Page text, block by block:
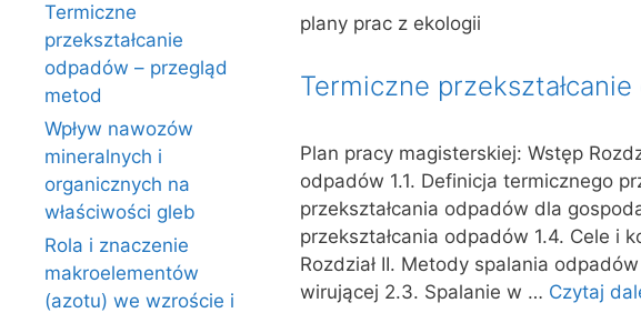
plany prac z ekologii
Termiczne
Plan pracy magisterskiej: Wstęp
odpadów 1.1. Definicja termicznego
przekształcania odpadów dla
przekształcania odpadów 1.4. Cele i
Rozdział II. Metody spalania
wirującej 2.3. Spalanie w … Czytaj
Termiczne
przekształcanie
odpadów – przegląd
metod
Wpływ nawozów
mineralnych i
organicznych na
właściwości gleb
Rola i znaczenie
makroelementów
(azotu) we wzroście i